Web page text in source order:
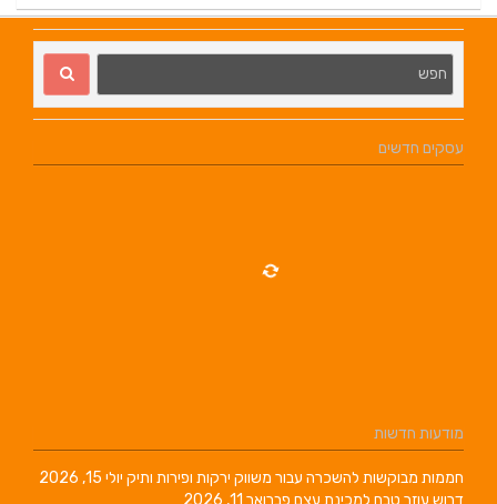
עסקים חדשים
מודעות חדשות
חממות מבוקשות להשכרה עבור משווק ירקות ופירות ותיק יולי 15, 2026
דרוש עוזר טבח למכינת עצם פברואר 11, 2026